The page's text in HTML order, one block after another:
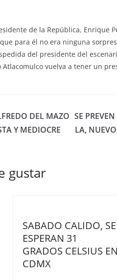
de la República, Enrique
para él no era ninguna
del presidente del
vuelva a tener un
DEL MAZO
Y MEDIOCRE
SE
LA,
gustar
SABADO CALIDO, SE
ESPERAN 31
GRADOS CELSIUS EN
CDMX